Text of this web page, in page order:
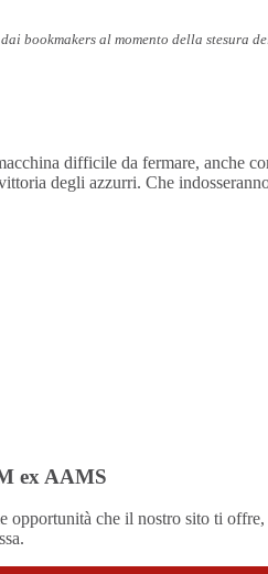
bookmakers al momento della
difficile da fermare, anche
degli azzurri. Che
ex AAMS
che il nostro sito ti